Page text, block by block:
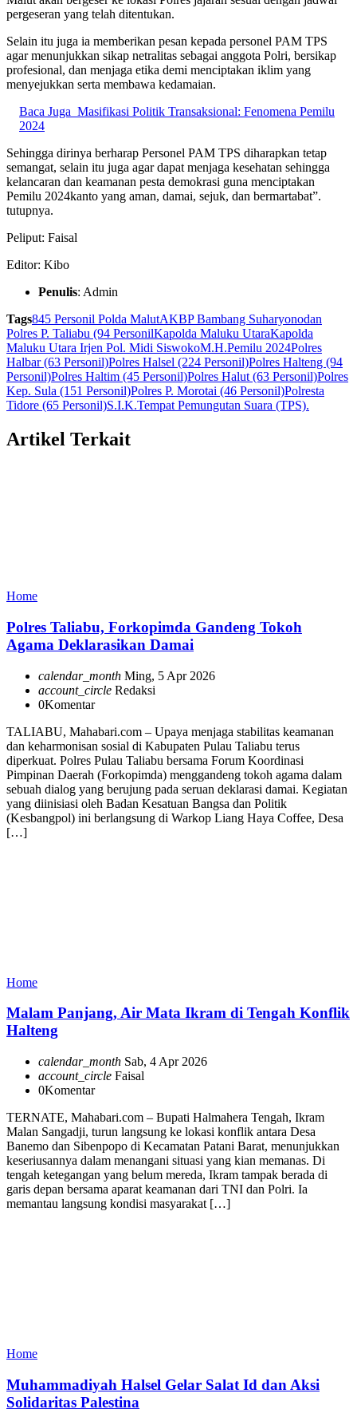
pergeseran yang telah ditentukan.
Selain itu juga ia memberikan pesan kepada personel PAM TPS
agar menunjukkan sikap netralitas sebagai anggota Polri, bersikap
profesional, dan menjaga etika demi menciptakan iklim yang
menyejukkan serta membawa kedamaian.
Baca Juga Masifikasi Politik Transaksional: Fenomena Pemilu
2024
Sehingga dirinya berharap Personel PAM TPS diharapkan tetap
semangat, selain itu juga agar dapat menjaga kesehatan sehingga
kelancaran dan keamanan pesta demokrasi guna menciptakan
Pemilu 2024kanto yang aman, damai, sejuk, dan bermartabat”.
tutupnya.
Peliput: Faisal
Editor: Kibo
Penulis: Admin
Tags845 Personil Polda MalutAKBP Bambang Suharyonodan
Polres P. Taliabu (94 PersonilKapolda Maluku UtaraKapolda
Maluku Utara Irjen Pol. Midi SiswokoM.H.Pemilu 2024Polres
Halbar (63 Personil)Polres Halsel (224 Personil)Polres Halteng (94
Personil)Polres Haltim (45 Personil)Polres Halut (63 Personil)Polres
Kep. Sula (151 Personil)Polres P. Morotai (46 Personil)Polresta
Tidore (65 Personil)S.I.K.Tempat Pemungutan Suara (TPS).
Artikel Terkait
Home
Polres Taliabu, Forkopimda Gandeng Tokoh
Agama Deklarasikan Damai
calendar_month Ming, 5 Apr 2026
account_circle Redaksi
0Komentar
TALIABU, Mahabari.com – Upaya menjaga stabilitas keamanan
dan keharmonisan sosial di Kabupaten Pulau Taliabu terus
diperkuat. Polres Pulau Taliabu bersama Forum Koordinasi
Pimpinan Daerah (Forkopimda) menggandeng tokoh agama dalam
sebuah dialog yang berujung pada seruan deklarasi damai. Kegiatan
yang diinisiasi oleh Badan Kesatuan Bangsa dan Politik
(Kesbangpol) ini berlangsung di Warkop Liang Haya Coffee, Desa
[…]
Home
Malam Panjang, Air Mata Ikram di Tengah Konflik
Halteng
calendar_month Sab, 4 Apr 2026
account_circle Faisal
0Komentar
TERNATE, Mahabari.com – Bupati Halmahera Tengah, Ikram
Malan Sangadji, turun langsung ke lokasi konflik antara Desa
Banemo dan Sibenpopo di Kecamatan Patani Barat, menunjukkan
keseriusannya dalam menangani situasi yang kian memanas. Di
tengah ketegangan yang belum mereda, Ikram tampak berada di
garis depan bersama aparat keamanan dari TNI dan Polri. Ia
memantau langsung kondisi masyarakat […]
Home
Muhammadiyah Halsel Gelar Salat Id dan Aksi
Solidaritas Palestina